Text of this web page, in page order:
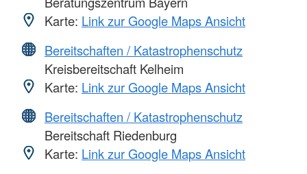
Karte: Link zur Google Maps Ansicht
Bereitschaften / Katastrophenschutz
Kreisbereitschaft Kelheim
Karte: Link zur Google Maps Ansicht
Bereitschaften / Katastrophenschutz
Bereitschaft Riedenburg
Karte: Link zur Google Maps Ansicht